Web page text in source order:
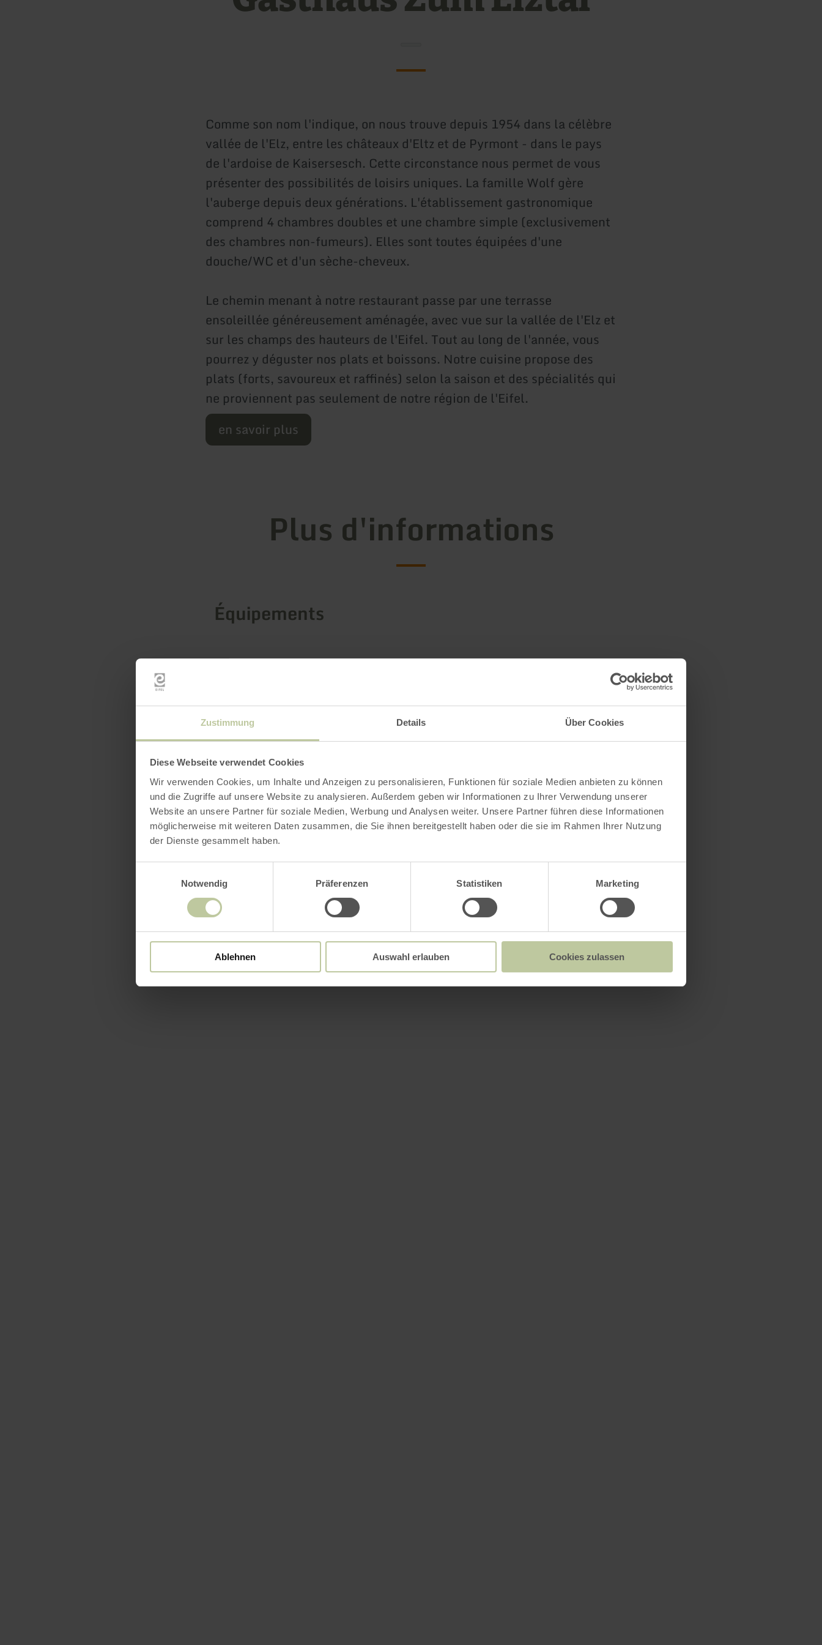
Zustimmung Details Über Cookies
Diese Webseite verwendet Cookies
Wir verwenden Cookies, um Inhalte und Anzeigen zu personalisieren, Funktionen für soziale Medien anbieten zu können
und die Zugriffe auf unsere Website zu analysieren. Außerdem geben wir Informationen zu Ihrer Verwendung unserer
Website an unsere Partner für soziale Medien, Werbung und Analysen weiter. Unsere Partner führen diese Informationen
möglicherweise mit weiteren Daten zusammen, die Sie ihnen bereitgestellt haben oder die sie im Rahmen Ihrer Nutzung
der Dienste gesammelt haben.
Notwendig
Präferenzen Statistiken Marketing
Ablehnen Auswahl erlauben Cookies zulassen
Comme son nom l'indique, on nous trouve depuis 1954 dans la célèbre
vallée de l'Elz, entre les châteaux d'Eltz et de Pyrmont - dans le pays
de l'ardoise de Kaisersesch. Cette circonstance nous permet de vous
présenter des possibilités de loisirs uniques. La famille Wolf gère
l'auberge depuis deux générations. L'établissement gastronomique
comprend 4 chambres doubles et une chambre simple (exclusivement
des chambres non-fumeurs). Elles sont toutes équipées d'une
douche/WC et d'un sèche-cheveux.
Le chemin menant à notre restaurant passe par une terrasse
ensoleillée généreusement aménagée, avec vue sur la vallée de l'Elz et
sur les champs des hauteurs de l'Eifel. Tout au long de l'année, vous
pourrez y déguster nos plats et boissons. Notre cuisine propose des
plats (forts, savoureux et raffinés) selon la saison et des spécialités qui
ne proviennent pas seulement de notre région de l'Eifel.
en savoir plus
Plus d'informations
Équipements